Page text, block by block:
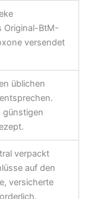
Original-BtM-
versendet
üblichen
günstigen
verpackt
auf den
versicherte